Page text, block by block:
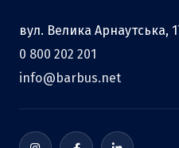
вул. Велика Арнаутська,
0 800 202 201
info@barbus.net